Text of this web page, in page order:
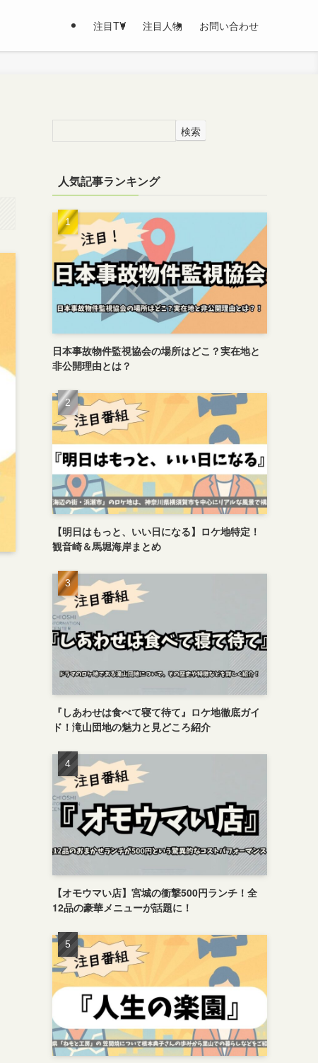
注目TV 注目人物 お問い合わせ
検索
人気記事ランキング
日本事故物件監視協会の場所はどこ？実在地と
非公開理由とは？
【明日はもっと、いい日になる】ロケ地特定！
観音崎＆馬堀海岸まとめ
『しあわせは食べて寝て待て』ロケ地徹底ガイ
ド！滝山団地の魅力と見どころ紹介
【オモウマい店】宮城の衝撃500円ランチ！全
12品の豪華メニューが話題に！